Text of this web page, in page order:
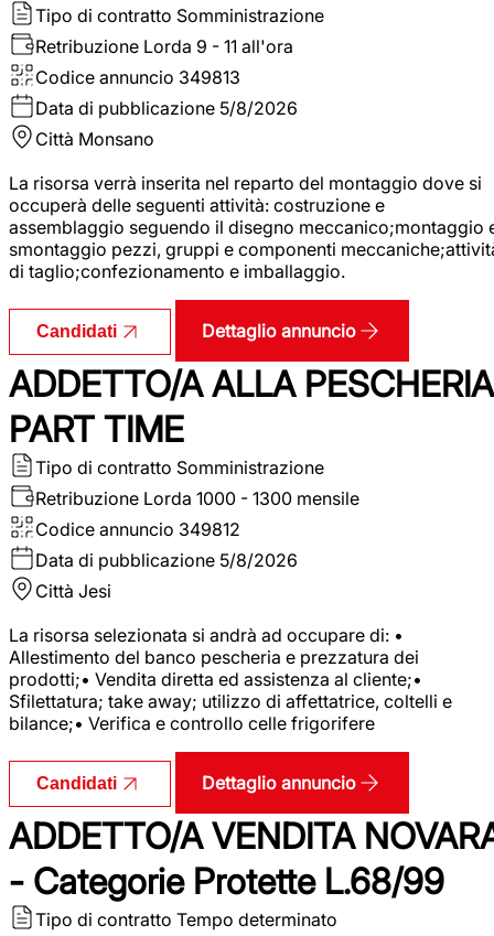
Tipo di contratto Somministrazione
Retribuzione Lorda 9 - 11 all'ora
Codice annuncio 349813
Data di pubblicazione 5/8/2026
Città Monsano
La risorsa verrà inserita nel reparto del montaggio dove si
occuperà delle seguenti attività: costruzione e
assemblaggio seguendo il disegno meccanico;montaggio
smontaggio pezzi, gruppi e componenti
di taglio;confezionamento e imballaggio.
Candidati Dettaglio annuncio
ADDETTO/A ALLA PESCHERIA
PART TIME
Tipo di contratto Somministrazione
Retribuzione Lorda 1000 - 1300 mensile
Codice annuncio 349812
Data di pubblicazione 5/8/2026
Città Jesi
La risorsa selezionata si andrà ad occupare di: •
Allestimento del banco pescheria e prezzatura dei
prodotti;• Vendita diretta ed assistenza al cliente;•
Sfilettatura; take away; utilizzo di affettatrice, coltelli e
bilance;• Verifica e controllo celle frigorifere
Candidati Dettaglio annuncio
ADDETTO/A VENDITA
- Categorie Protette L.68/99
Tipo di contratto Tempo determinato